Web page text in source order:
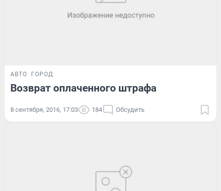
АВТО ГОРОД
Возврат оплаченного штрафа
8 сентября, 2016, 17:03 184 Обсудить